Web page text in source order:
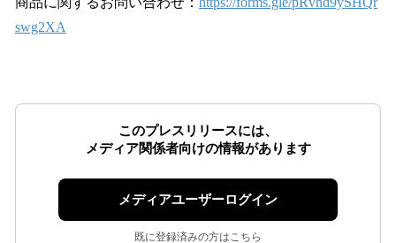
swg2XA
このプレスリリースには、
メディア関係者向けの情報があります
メディアユーザーログイン
既に登録済みの方はこちら